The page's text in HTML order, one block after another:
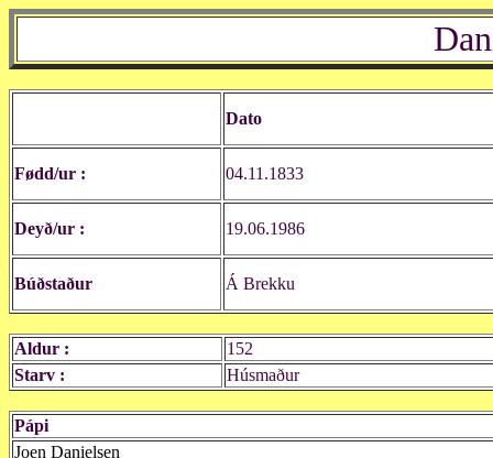
Dato
Fødd/ur : 04.11.1833
Deyð/ur : 19.06.1986
Búðstaður Á Brekku
Aldur :
152
Starv :
Húsmaður
Pápi
Joen Danielsen